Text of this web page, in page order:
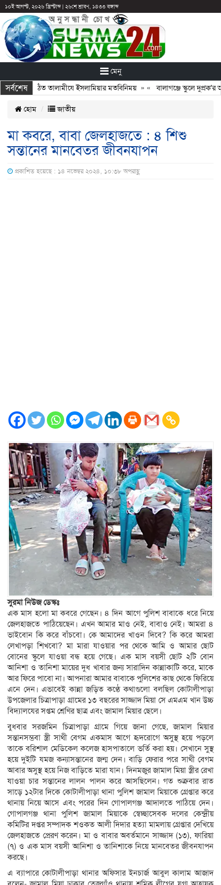
১০ই আগস্ট, ২০২৬ খ্রিস্টাব্দ| ২৬শে শ্রাবণ, ১৪৩৩ বঙ্গাব্দ
মেনু
সর্বশেষ
নবগঠিত তালামীযে ইসলামিয়ার মতবিনিময়» « বালাগঞ্জে স্কুলে দুপ্রক’র
হোম জাতীয়
মা কবরে, বাবা জেলহাজতে : ৪ শিশু
সন্তানের মানবেতর জীবনযাপন
প্রকাশিত হয়েছে : ১৪ নভেম্বর ২০২৪, ১০:৩৮ অপরাহ্ণ
সুরমা নিউজ ডেস্কঃ
এক মাস হলো মা কবরে গেছেন। ৪ দিন আগে পুলিশ বাবাকে ধরে নিয়ে
জেলহাজতে পাঠিয়েছেন। এখন আমার মাও নেই, বাবাও নেই। আমরা ৪
ভাইবোন কি করে বাঁচবো। কে আমাদের খাওন দিবে? কি করে আমরা
লেখাপড়া শিখবো? মা মারা যাওয়ার পর থেকে আমি ও আমার ছোট
বোনের স্কুলে যাওয়া বন্ধ হয়ে গেছে। এক মাস বয়সী ছোট ২টি বোন
আনিশা ও তানিশা মায়ের দুধ খাবার জন্য সারাদিন কান্নাকাটি করে, মাকে
আর ফিরে পাবো না। আপনারা আমার বাবাকে পুলিশের কাছ থেকে ফিরিয়ে
এনে দেন। এভাবেই কান্না জড়িত কণ্ঠে কথাগুলো বলছিল কোটালীপাড়া
উপজেলার চিত্রাপাড়া গ্রামের ১৩ বছরের সাজ্জাদ মিয়া সে এমএম খান উচ্চ
বিদ্যালযের সপ্তম শ্রেণির ছাত্র এবং জামাল মিয়ার ছেলে।
বুধবার সরজমিন চিত্রাপাড়া গ্রামে গিয়ে জানা গেছে, জামাল মিয়ার
সন্তানসম্ভবা স্ত্রী সাথী বেগম একমাস আগে হৃদরোগে অসুস্থ হয়ে পড়লে
তাকে বরিশাল মেডিকেল কলেজ হাসপাতালে ভর্তি করা হয়। সেখানে সুস্থ
হয়ে দুইটি যমজ কন্যাসন্তানের জন্ম দেন। বাড়ি ফেরার পরে সাথী বেগম
আবার অসুস্থ হয়ে নিজ বাড়িতে মারা যান। দিনমজুর জামাল মিয়া স্ত্রীর রেখা
যাওয়া চার সন্তানের লালন পালন করে আসছিলেন। গত শুক্রবার রাত
সাড়ে ১২টার দিকে কোটালীপাড়া থানা পুলিশ জামাল মিয়াকে গ্রেপ্তার করে
থানায় নিয়ে আসে এবং পরের দিন গোপালগঞ্জ আদালতে পাঠিয়ে দেন।
গোপালগঞ্জ থানা পুলিশ জামাল মিয়াকে স্বেচ্ছাসেবক দলের কেন্দ্রীয়
কমিটির দপ্তর সম্পাদক শওকত আলী দিদার হত্যা মামলায় গ্রেপ্তার দেখিয়ে
জেলহাজতে প্রেরণ করেন। মা ও বাবার অবর্তমানে সাজ্জাদ (১৩), ফারিয়া
(৭) ও এক মাস বয়সী আনিশা ও তানিশাকে নিয়ে মানবেতর জীবনযাপন
করছে।
এ ব্যাপারে কোটালীপাড়া থানার অফিসার ইনচার্জ আবুল কালাম আজাদ